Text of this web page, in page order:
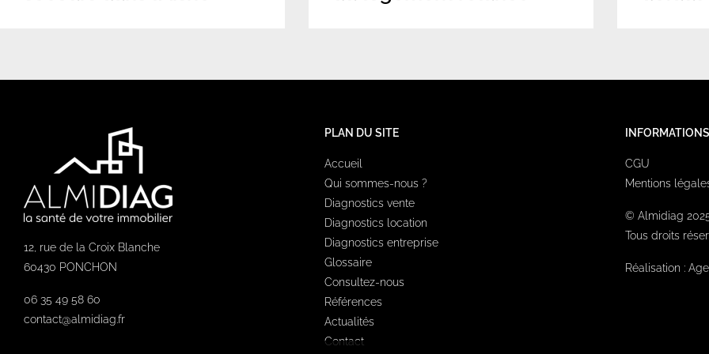
12, rue de la Croix Blanche
60430 PONCHON
06 35 49 58 60
contact@almidiag.fr
PLAN DU SITE
Accueil
Qui sommes-nous ?
Diagnostics vente
Diagnostics location
Diagnostics entreprise
Glossaire
Consultez-nous
Références
Actualités
Contact
INFORMATIONS
CGU
Mentions
© Almidiag
Tous droits
Réalisation :